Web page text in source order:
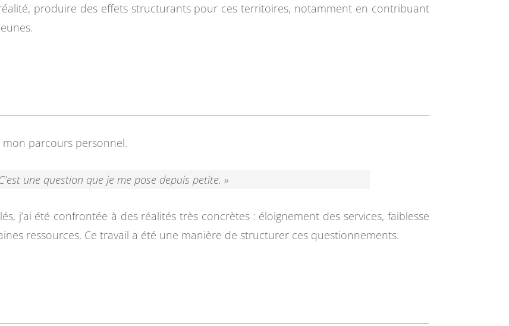
produire des effets structurants pour ces territoires, notamment en contribuant
mon parcours personnel.
une question que je me pose depuis petite. »
j’ai été confrontée à des réalités très concrètes : éloignement des services, faiblesse
ressources. Ce travail a été une manière de structurer ces questionnements.